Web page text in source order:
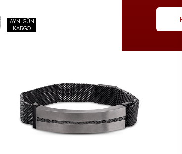
AYNI GÜN
KARGO